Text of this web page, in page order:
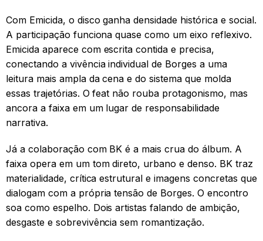
Com Emicida, o disco ganha densidade histórica e social.
A participação funciona quase como um eixo reflexivo.
Emicida aparece com escrita contida e precisa,
conectando a vivência individual de Borges a uma
leitura mais ampla da cena e do sistema que molda
essas trajetórias. O feat não rouba protagonismo, mas
ancora a faixa em um lugar de responsabilidade
narrativa.
Já a colaboração com BK é a mais crua do álbum. A
faixa opera em um tom direto, urbano e denso. BK traz
materialidade, crítica estrutural e imagens concretas que
dialogam com a própria tensão de Borges. O encontro
soa como espelho. Dois artistas falando de ambição,
desgaste e sobrevivência sem romantização.